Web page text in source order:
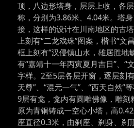
顶，八边形塔身，层层上收，各
称，分别为3.86米、4.04米。塔
接，这样的设计在川南地区的古
上刻有“二龙戏珠”图案，楷书“文
框上刻有“汉侵镇山水，雄居胜地
有“嘉靖十一年丙寅夏月吉日”、“
字样。2至5层各层开窗，逐层刻
天尊”、“混元一气”、“西天自然”
9层有龛，龛内有圆雕佛像，雕刻
原为青铜铸成一空心小塔，高
座直径0.3米，由刹座、刹身、刹